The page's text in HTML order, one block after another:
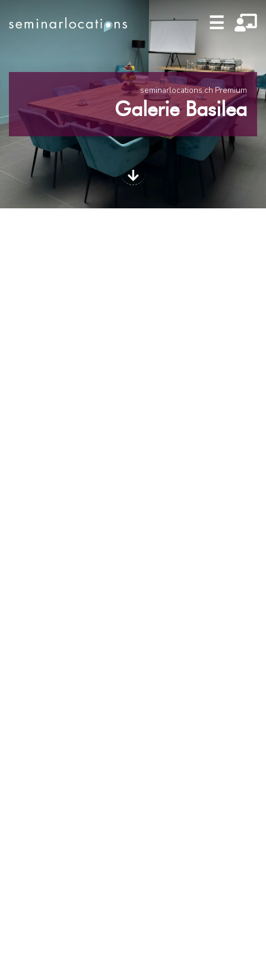
☰
seminarlocations.ch Premium
Galerie Basilea